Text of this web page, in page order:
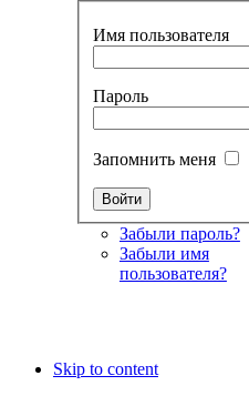
Имя пользователя
Пароль
Запомнить меня
Забыли пароль?
Забыли имя
пользователя?
Skip to content